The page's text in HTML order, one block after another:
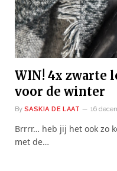
WIN! 4x zwarte
voor de winter
By SASKIA DE LAAT 16
Brrrr… heb jij het ook zo
met de…